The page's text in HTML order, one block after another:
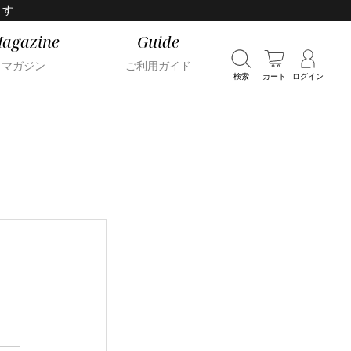
マガジン
Guide
ご利用ガイド
検索 カート ログイン